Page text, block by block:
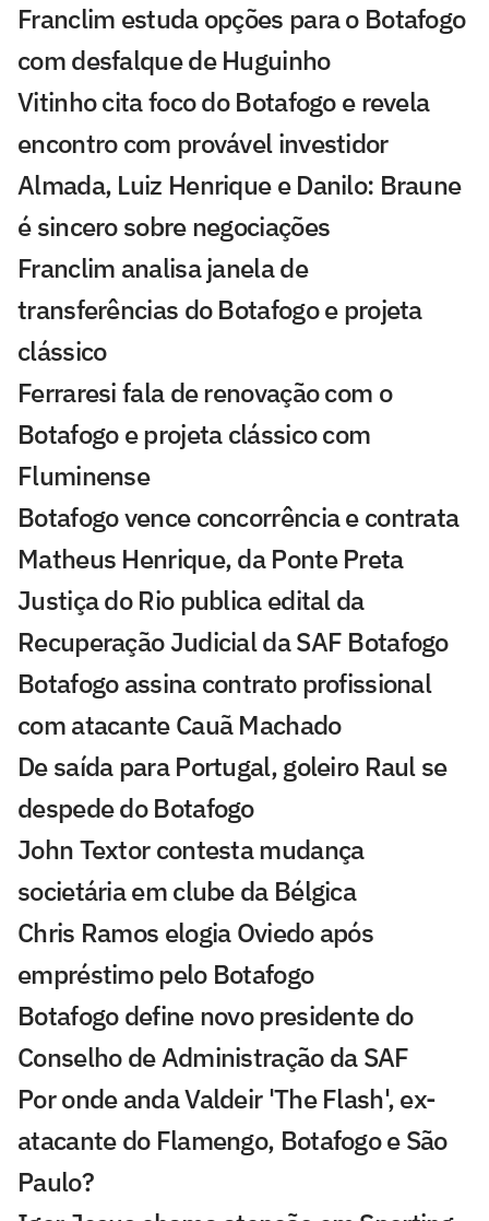
Franclim estuda opções para o Botafogo
com desfalque de Huguinho
Vitinho cita foco do Botafogo e revela
encontro com provável investidor
Almada, Luiz Henrique e Danilo: Braune
é sincero sobre negociações
Franclim analisa janela de
transferências do Botafogo e projeta
clássico
Ferraresi fala de renovação com o
Botafogo e projeta clássico com
Fluminense
Botafogo vence concorrência e contrata
Matheus Henrique, da Ponte Preta
Justiça do Rio publica edital da
Recuperação Judicial da SAF Botafogo
Botafogo assina contrato profissional
com atacante Cauã Machado
De saída para Portugal, goleiro Raul se
despede do Botafogo
John Textor contesta mudança
societária em clube da Bélgica
Chris Ramos elogia Oviedo após
empréstimo pelo Botafogo
Botafogo define novo presidente do
Conselho de Administração da SAF
Por onde anda Valdeir 'The Flash', ex-
atacante do Flamengo, Botafogo e São
Paulo?